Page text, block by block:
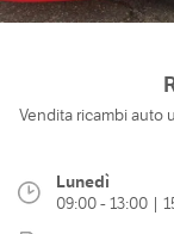
Vendita ricambi auto
Lunedì
09:00 - 13:00 |